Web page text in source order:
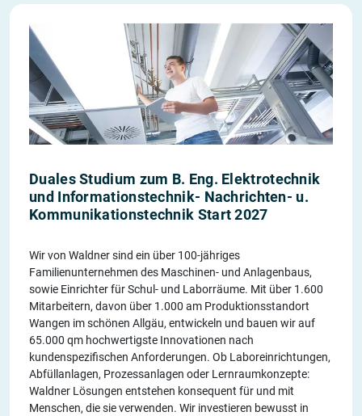
Duales Studium zum B. Eng. Elektrotechnik
und Informationstechnik- Nachrichten- u.
Kommunikationstechnik Start 2027
Wir von Waldner sind ein über 100-jähriges
Familienunternehmen des Maschinen- und Anlagenbaus,
sowie Einrichter für Schul- und Laborräume. Mit über 1.600
Mitarbeitern, davon über 1.000 am Produktionsstandort
Wangen im schönen Allgäu, entwickeln und bauen wir auf
65.000 qm hochwertigste Innovationen nach
kundenspezifischen Anforderungen. Ob Laboreinrichtungen,
Abfüllanlagen, Prozessanlagen oder Lernraumkonzepte:
Waldner Lösungen entstehen konsequent für und mit
Menschen, die sie verwenden. Wir investieren bewusst in